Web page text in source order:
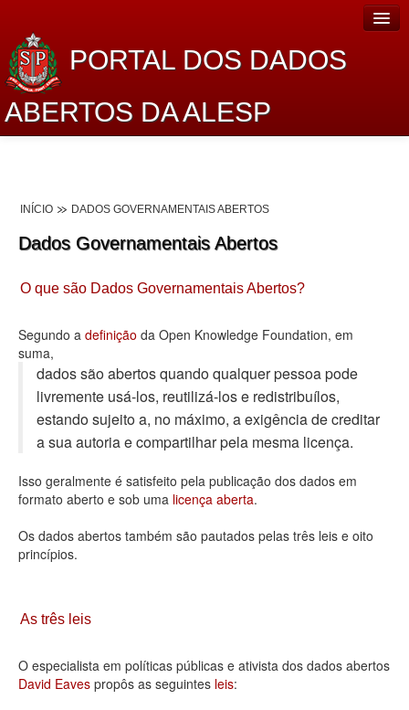
PORTAL DOS DADOS
ABERTOS DA ALESP
Lei de Acesso à Informação
Dados Governamentais Abertos
Planejamento
Catálogo de dados
Processo Legislativo
Deputados Estaduais
Administração
Legislação
Agenda
Contato
INÍCIO DADOS GOVERNAMENTAIS ABERTOS
Dados Governamentais Abertos
O que são Dados Governamentais Abertos?
Segundo a definição da Open Knowledge Foundation, em
suma,
dados são abertos quando qualquer pessoa pode
livremente usá-los, reutilizá-los e redistribuí­los,
estando sujeito a, no máximo, a exigência de creditar
a sua autoria e compartilhar pela mesma licença.
Isso geralmente é satisfeito pela publicação dos dados em
formato aberto e sob uma licença aberta.
Os dados abertos também são pautados pelas três leis e oito
princípios.
As três leis
O especialista em políticas públicas e ativista dos dados abertos
David Eaves propôs as seguintes leis: